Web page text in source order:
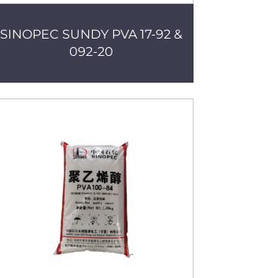
SINOPEC SUNDY PVA 17-92 &
092-20